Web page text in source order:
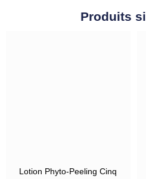
Produits
Lotion Phyto-Peeling Cinq